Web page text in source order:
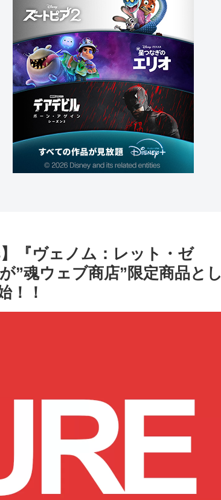
『ヴェノム：レット・ゼ
”魂ウェブ商店”限定商品とし
！！